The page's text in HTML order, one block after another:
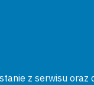
z serwisu